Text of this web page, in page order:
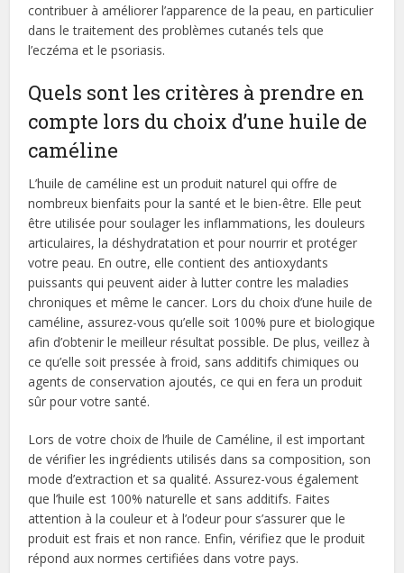
contribuer à améliorer l’apparence de la peau, en particulier
dans le traitement des problèmes cutanés tels que
l’eczéma et le psoriasis.
Quels sont les critères à prendre en
compte lors du choix d’une huile de
caméline
L’huile de caméline est un produit naturel qui offre de
nombreux bienfaits pour la santé et le bien-être. Elle peut
être utilisée pour soulager les inflammations, les douleurs
articulaires, la déshydratation et pour nourrir et protéger
votre peau. En outre, elle contient des antioxydants
puissants qui peuvent aider à lutter contre les maladies
chroniques et même le cancer. Lors du choix d’une huile de
caméline, assurez-vous qu’elle soit 100% pure et biologique
afin d’obtenir le meilleur résultat possible. De plus, veillez à
ce qu’elle soit pressée à froid, sans additifs chimiques ou
agents de conservation ajoutés, ce qui en fera un produit
sûr pour votre santé.
Lors de votre choix de l’huile de Caméline, il est important
de vérifier les ingrédients utilisés dans sa composition, son
mode d’extraction et sa qualité. Assurez-vous également
que l’huile est 100% naturelle et sans additifs. Faites
attention à la couleur et à l’odeur pour s’assurer que le
produit est frais et non rance. Enfin, vérifiez que le produit
répond aux normes certifiées dans votre pays.